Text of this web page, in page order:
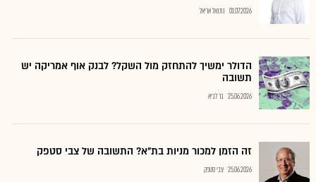
01.07.2026 נתנאל אריאל
הדולר ימשיך להתחזק מול השקל? לבנק אוף אמריקה יש
תשובה
25.06.2026 בר לביא
זה הזמן למכור מניות בת"א? התשובה של צבי סטפק
25.06.2026 צבי סטפק